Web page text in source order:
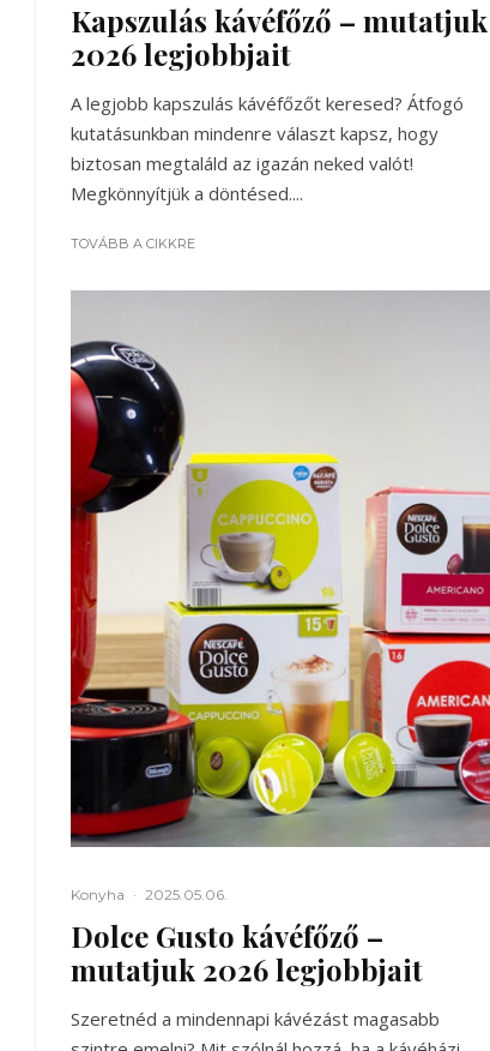
Kapszulás kávéfőző – mutatjuk
2026 legjobbjait
A legjobb kapszulás kávéfőzőt keresed? Átfogó
kutatásunkban mindenre választ kapsz, hogy
biztosan megtaláld az igazán neked valót!
Megkönnyítjük a döntésed....
TOVÁBB A CIKKRE
Konyha · 2025.05.06.
Dolce Gusto kávéfőző –
mutatjuk 2026 legjobbjait
Szeretnéd a mindennapi kávézást magasabb